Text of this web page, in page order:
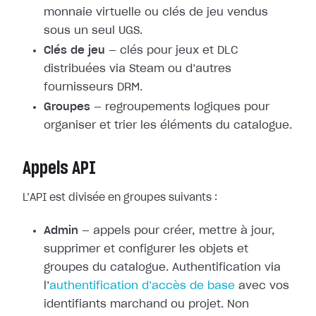
monnaie virtuelle ou clés de jeu vendus
sous un seul UGS.
Clés de jeu — clés pour jeux et DLC
distribuées via Steam ou d’autres
fournisseurs DRM.
Groupes — regroupements logiques pour
organiser et trier les éléments du catalogue.
Appels API
L’API est divisée en groupes suivants :
Admin — appels pour créer, mettre à jour,
supprimer et configurer les objets et
groupes du catalogue. Authentification via
l’authentification d’accès de base avec vos
identifiants marchand ou projet. Non